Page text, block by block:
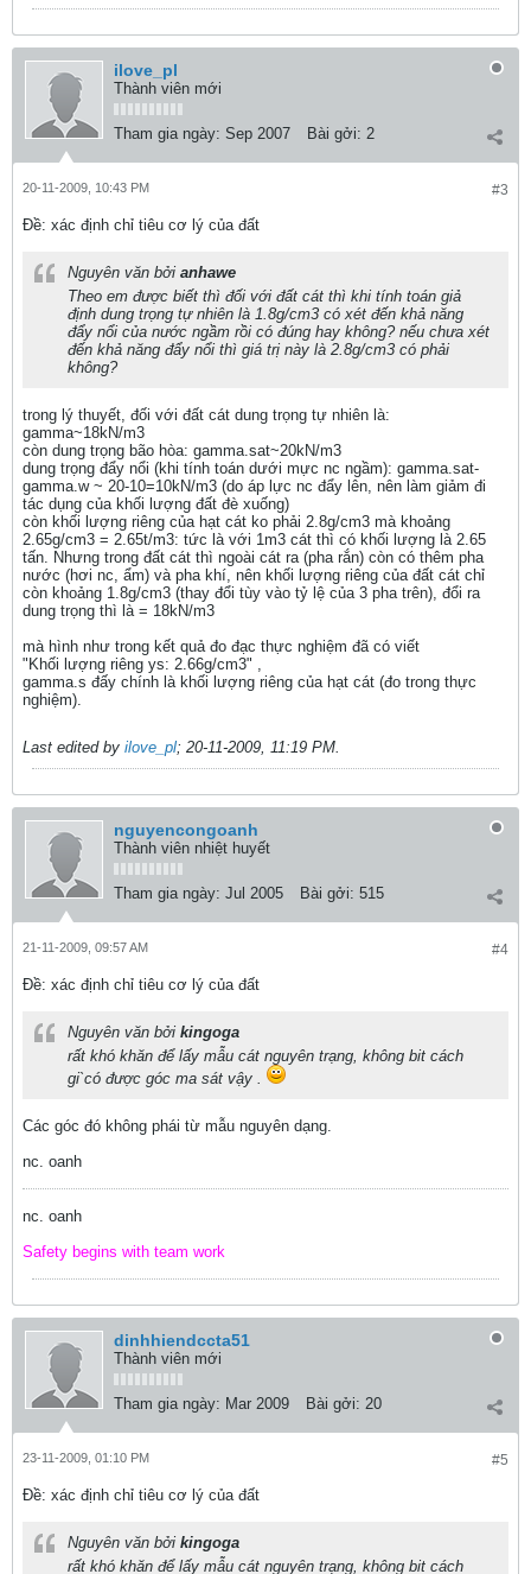
ilove_pl
Thành viên mới
Tham gia ngày: Sep 2007 Bài gởi: 2
#3
20-11-2009, 10:43 PM
Ðề: xác định chỉ tiêu cơ lý của đất
Nguyên văn bởi anhawe
Theo em được biết thì đối với đất cát thì khi tính toán giả
định dung trọng tự nhiên là 1.8g/cm3 có xét đến khả năng
đẩy nổi của nước ngầm rồi có đúng hay không? nếu chưa xét
đến khả năng đẩy nổi thì giá trị này là 2.8g/cm3 có phải
không?
trong lý thuyết, đối với đất cát dung trọng tự nhiên là:
gamma~18kN/m3
còn dung trọng bão hòa: gamma.sat~20kN/m3
dung trọng đẩy nổi (khi tính toán dưới mực nc ngầm): gamma.sat-
gamma.w ~ 20-10=10kN/m3 (do áp lực nc đẩy lên, nên làm giảm đi
tác dụng của khối lượng đất đè xuống)
còn khối lượng riêng của hạt cát ko phải 2.8g/cm3 mà khoảng
2.65g/cm3 = 2.65t/m3: tức là với 1m3 cát thì có khối lượng là 2.65
tấn. Nhưng trong đất cát thì ngoài cát ra (pha rắn) còn có thêm pha
nước (hơi nc, ẩm) và pha khí, nên khối lượng riêng của đất cát chỉ
còn khoảng 1.8g/cm3 (thay đổi tùy vào tỷ lệ của 3 pha trên), đổi ra
dung trọng thì là = 18kN/m3
mà hình như trong kết quả đo đạc thực nghiệm đã có viết
"Khối lượng riêng ys: 2.66g/cm3" ,
gamma.s đấy chính là khối lượng riêng của hạt cát (đo trong thực
nghiệm).
Last edited by ilove_pl; 20-11-2009, 11:19 PM.
nguyencongoanh
Thành viên nhiệt huyết
Tham gia ngày: Jul 2005 Bài gởi: 515
#4
21-11-2009, 09:57 AM
Ðề: xác định chỉ tiêu cơ lý của đất
Nguyên văn bởi kingoga
rất khó khăn để lấy mẫu cát nguyên trạng, không bit cách
gi`có được góc ma sát vậy .
Các góc đó không phái từ mẫu nguyên dạng.
nc. oanh
nc. oanh
Safety begins with team work
dinhhiendccta51
Thành viên mới
Tham gia ngày: Mar 2009 Bài gởi: 20
#5
23-11-2009, 01:10 PM
Ðề: xác định chỉ tiêu cơ lý của đất
Nguyên văn bởi kingoga
rất khó khăn để lấy mẫu cát nguyên trạng, không bit cách